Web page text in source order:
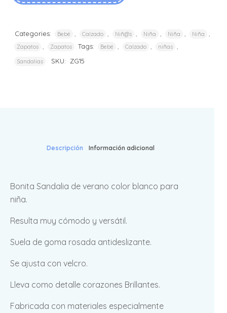
Categories: Bebé Calzado Niñ@s Niña Niña Niña
Zapatos Zapatos Tags: Bebé Calzado niñas
Sandalias SKU: ZG15
Descripción Información adicional
Bonita Sandalia de verano color blanco para
niña.
Resulta muy cómodo y versátil.
Suela de goma rosada antideslizante.
Se ajusta con velcro.
Lleva como detalle corazones Brillantes.
Fabricada con materiales especialmente